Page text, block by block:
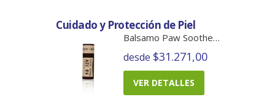
Cuidado y Protección de Piel
Balsamo Paw Soother Barra
desde $31.271,00
VER DETALLES